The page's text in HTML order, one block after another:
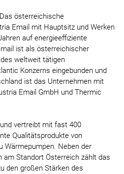
Das österreichische
Email mit Hauptsitz und Werken
auf energieeffiziente
ist als österreichischer
weltweit tätigen
Konzerns eingebunden und
ist das Unternehmen mit
Email GmbH und Thermic
vertreibt mit fast 400
Qualitätsprodukte von
Wärmepumpen. Neben der
am Standort Österreich zählt das
den großen Stärken des